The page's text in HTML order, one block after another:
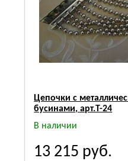
Цепочки с
бусинами, арт.Т-24
В наличии
13 215 руб.